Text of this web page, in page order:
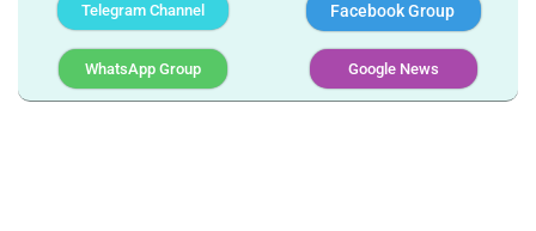
Telegram Channel Facebook Group
WhatsApp Group Google News